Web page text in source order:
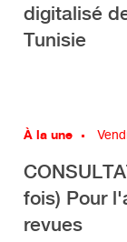
digitalisé
Tunisie
À la une
fois) Pour
revues